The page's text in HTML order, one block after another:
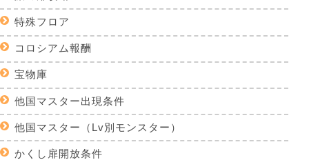
特殊フロア
コロシアム報酬
宝物庫
他国マスター出現条件
他国マスター（Lv別モンスター）
かくし扉開放条件